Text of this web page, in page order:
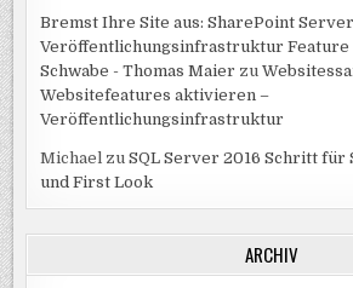
Bremst Ihre Site aus: SharePoint Server
Veröffentlichungsinfrastruktur Feature
Schwabe - Thomas Maier zu
Websitefeatures aktivieren –
Veröffentlichungsinfrastruktur
Michael zuSQL Server 2016 Schritt
und First Look
ARCHIV